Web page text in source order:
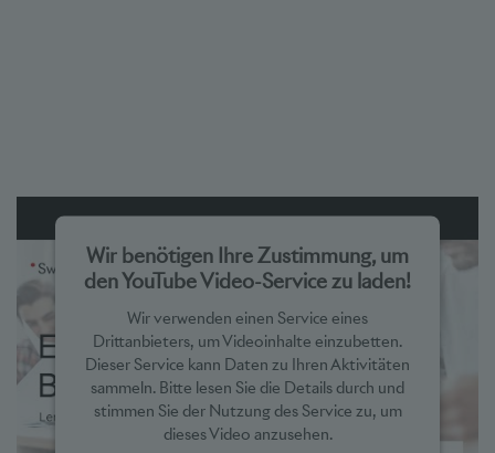
Wir benötigen Ihre Zustimmung, um
den YouTube Video-Service zu laden!
Wir verwenden einen Service eines
Drittanbieters, um Videoinhalte einzubetten.
Dieser Service kann Daten zu Ihren Aktivitäten
sammeln. Bitte lesen Sie die Details durch und
stimmen Sie der Nutzung des Service zu, um
dieses Video anzusehen.